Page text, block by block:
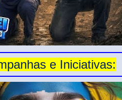
e Iniciativas: